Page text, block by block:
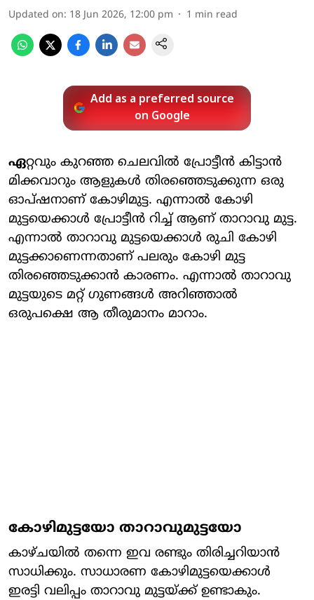
Updated on: 18 Jun 2026, 12:00 pm 1 min read
Add as a preferred source
on Google
ഏറ്റവും കുറഞ്ഞ ചെലവിൽ പ്രോട്ടീൻ കിട്ടാൻ
മിക്കവാറും ആളുകൾ തിര‍ഞ്ഞെടുക്കുന്ന ഒരു
ഓപ്ഷനാണ് കോഴിമുട്ട. എന്നാൽ കോഴി
മുട്ടയെക്കാൾ പ്രോട്ടീൻ റിച്ച് ആണ് താറാവു മുട്ട.
എന്നാൽ താറാവു മുട്ടയെക്കാൾ രുചി കോഴി
മുട്ടക്കാണെന്നതാണ് പലരും കോഴി മുട്ട
തിരഞ്ഞെടുക്കാൻ കാരണം. എന്നാൽ താറാവു
മുട്ടയുടെ മറ്റ് ഗുണങ്ങൾ അറിഞ്ഞാൽ
ഒരുപക്ഷെ ആ തീരുമാനം മാറാം.
കോഴിമുട്ടയോ താറാവുമുട്ടയോ
കാഴ്ചയിൽ തന്നെ ഇവ രണ്ടും തിരിച്ചറിയാൻ
സാധിക്കും. സാധാരണ കോഴിമുട്ടയെക്കാൾ
ഇരട്ടി വലിപ്പം താറാവു മുട്ടയ്ക്ക് ഉണ്ടാകും.